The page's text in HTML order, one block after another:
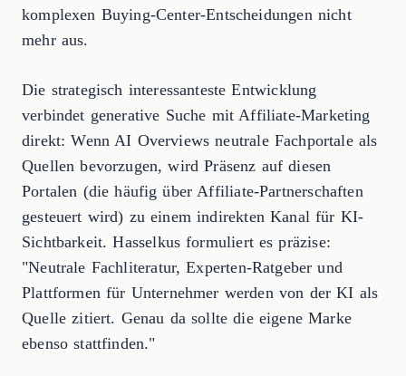
komplexen Buying-Center-Entscheidungen nicht
mehr aus.
Die strategisch interessanteste Entwicklung
verbindet generative Suche mit Affiliate-Marketing
direkt: Wenn AI Overviews neutrale Fachportale als
Quellen bevorzugen, wird Präsenz auf diesen
Portalen (die häufig über Affiliate-Partnerschaften
gesteuert wird) zu einem indirekten Kanal für KI-
Sichtbarkeit. Hasselkus formuliert es präzise:
"Neutrale Fachliteratur, Experten-Ratgeber und
Plattformen für Unternehmer werden von der KI als
Quelle zitiert. Genau da sollte die eigene Marke
ebenso stattfinden."